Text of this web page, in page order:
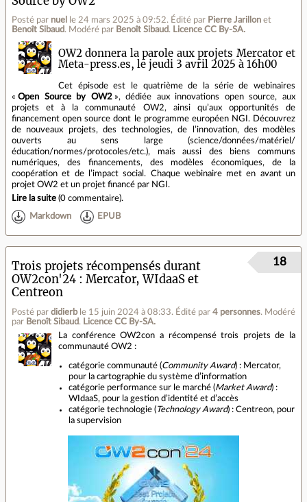
Posté par nuel le 24 mars 2025 à 09:52. Édité par Pierre Jarillon et
Benoît Sibaud. Modéré par Benoît Sibaud. Licence CC By‑SA.
OW2 donnera la parole aux projets Mercator et
Meta-press.es, le jeudi 3 avril 2025 à 16h00
Cet épisode est le quatrième de la série de webinaires
« Open Source by OW2», dédiée aux innovations open source, aux
projets et à la communauté OW2, ainsi qu’aux opportunités de
financement open source dont le programme européen NGI. Découvrez
de nouveaux projets, des technologies, de l’innovation, des modèles
ouverts au sens large (science/données/matériel/
éducation/normes/protocoles/etc.), mais aussi des biens communs
numériques, des financements, des modèles économiques, de la
coopération et de l’impact social. Chaque webinaire met en avant un
projet OW2 et un projet financé par NGI.
Lire la suite (0 commentaire).
Markdown EPUB
Trois projets récompensés durant
OW2con'24 : Mercator, WIdaaS et
Centreon
Posté par didierb le 15 juin 2024 à 08:33. Édité par 4 personnes. Modéré
par Benoît Sibaud. Licence CC By‑SA.
18
La conférence OW2con a récompensé trois projets de la
communauté OW2 :
catégorie communauté (Community Award) : Mercator,
pour la cartographie du système d’information
catégorie performance sur le marché (Market Award) :
WIdaaS, pour la gestion d’identité et d’accès
catégorie technologie ( Technology Award) : Centreon, pour
la supervision